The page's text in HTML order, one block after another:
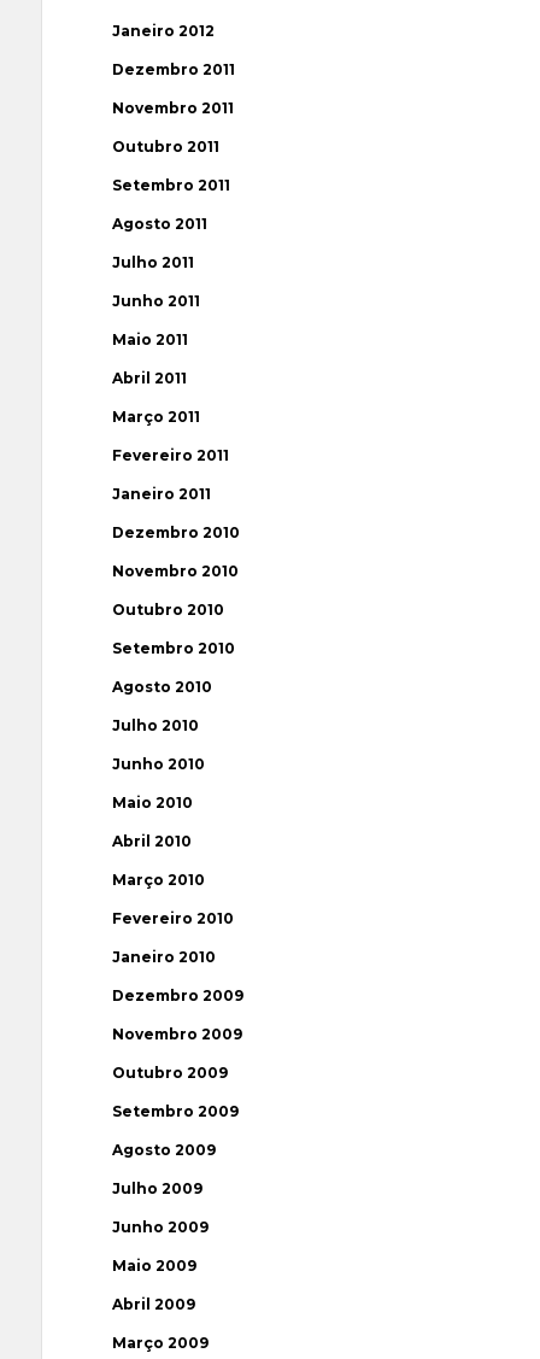
Janeiro 2012
Dezembro 2011
Novembro 2011
Outubro 2011
Setembro 2011
Agosto 2011
Julho 2011
Junho 2011
Maio 2011
Abril 2011
Março 2011
Fevereiro 2011
Janeiro 2011
Dezembro 2010
Novembro 2010
Outubro 2010
Setembro 2010
Agosto 2010
Julho 2010
Junho 2010
Maio 2010
Abril 2010
Março 2010
Fevereiro 2010
Janeiro 2010
Dezembro 2009
Novembro 2009
Outubro 2009
Setembro 2009
Agosto 2009
Julho 2009
Junho 2009
Maio 2009
Abril 2009
Março 2009